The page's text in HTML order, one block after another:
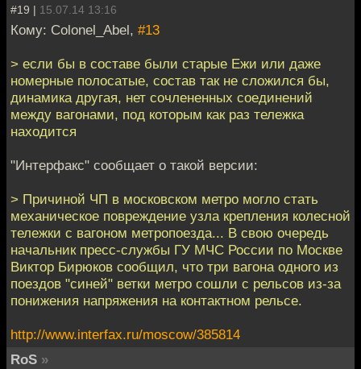
#19 | 15.07.14 13:16
Кому: Colonel_Abel, #13
> если бы в составе были старые Ежи или даже
номерные полосатые, состав так не сложился бы,
динамика другая, нет сочлененных соединений
между вагонами, под которым как раз тележка
находится
"Интерфакс" сообщает о такой версии:
> Причиной ЧП в московском метро могло стать
механическое повреждение узла крепления колесной
тележки с вагоном метропоезда... В свою очередь
начальник пресс-службы ГУ МЧС России по Москве
Виктор Бирюков сообщил, что три вагона одного из
поездов "синей" ветки метро сошли с рельсов из-за
понижения напряжения на контактном рельсе.
http://www.interfax.ru/moscow/385814
RoS »